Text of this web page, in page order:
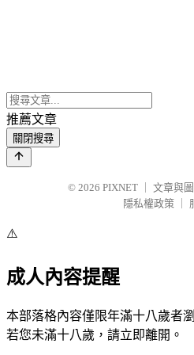
推薦文章
關閉搜尋
© 2026 PIXNET
文章與
隱私權政策
⚠️
成人內容提醒
本部落格內容僅限年滿十八歲者
若您未滿十八歲，請立即離開。